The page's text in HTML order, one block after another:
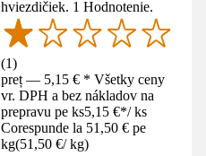
hviezdičiek. 1 Hodnotenie.
(1)
preț — 5,15 € * Všetky ceny
vr. DPH a bez nákladov na
prepravu pe ks5,15 €*/ ks
Corespunde la 51,50 € pe
kg(51,50 €/ kg)